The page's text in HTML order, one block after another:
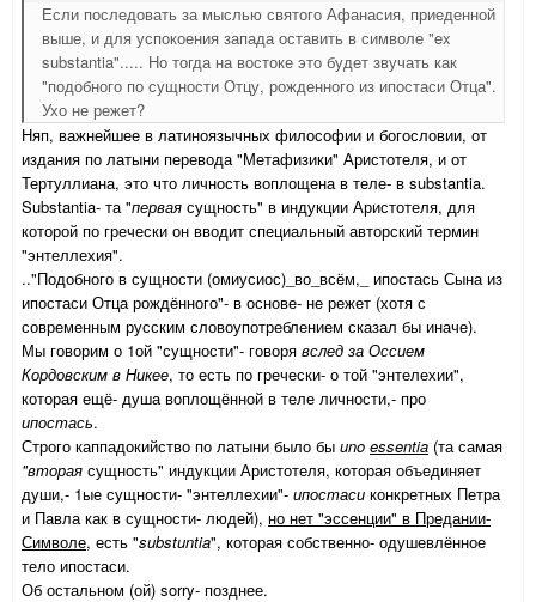
Если последовать за мыслью святого Афанасия, приеденной
выше, и для успокоения запада оставить в символе "ex
substantia"..... Но тогда на востоке это будет звучать как
"подобного по сущности Отцу, рожденного из ипостаси Отца".
Ухо не режет?
Няп, важнейшее в латиноязычных философии и богословии, от
издания по латыни перевода "Метафизики" Аристотеля, и от
Тертуллиана, это что личность воплощена в теле- в substantia.
Substantia- та "первая сущность" в индукции Аристотеля, для
которой по гречески он вводит специальный авторский термин
"энтеллехия".
.."Подобного в сущности (омиусиос)_во_всём,_ ипостась Сына из
ипостаси Отца рождённого"- в основе- не режет (хотя с
современным русским словоупотреблением сказал бы иначе).
Мы говорим о 1ой "сущности"- говоря вслед за Оссием
Кордовским в Никее, то есть по гречески- о той "энтелехии",
которая ещё- душа воплощённой в теле личности,- про
ипостась.
Строго каппадокийство по латыни было бы uno essentia (та самая
"вторая сущность" индукции Аристотеля, которая объединяет
души,- 1ые сущности- "энтеллехии"- ипостаси конкретных Петра
и Павла как в сущности- людей), но нет "эссенции" в Предании-
Символе, есть "substuntia", которая собственно- одушевлённое
тело ипостаси.
Об остальном (ой) sorry- позднее.